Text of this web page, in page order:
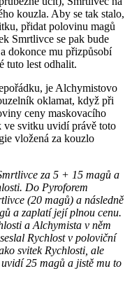
kouzla. Aby se tak stalo,
přidat polovinu magů
Smrtlivce se pak bude
dokonce mu přizpůsobí
tuto lest odhalit.
je Alchymistovo
oklamat, když při
ceny maskovacího
ve svitku uvidí právě toto
vložená za kouzlo
za 5 + 15 magů a
Do Pyroforem
(20 magů) a následně
a zaplatí její plnou cenu.
a Alchymista v něm
Rychlost v poloviční
svitek Rychlosti, ale
25 magů a jistě mu to